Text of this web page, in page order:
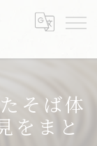
そば体
をまと